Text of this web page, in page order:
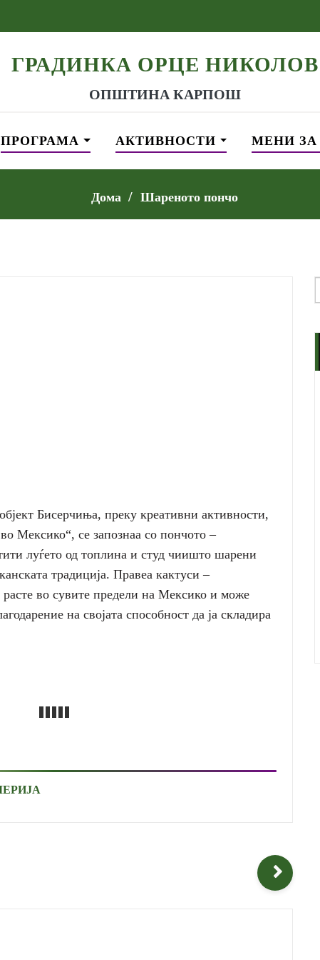
ГРАДИНКА ОРЦЕ НИКОЛОВ
ОПШТИНА КАРПОШ
ПРОГРАМА АКТИВНОСТИ МЕНИ ЗА
Дома Шареното пончо
Бисерчиња, преку креативни активности,
Мексико“, се запознаа со пончото –
луѓето од топлина и студ чиишто шарени
традиција. Правеа кактуси –
расте во сувите предели на Мексико и може
на својата способност да ја складира